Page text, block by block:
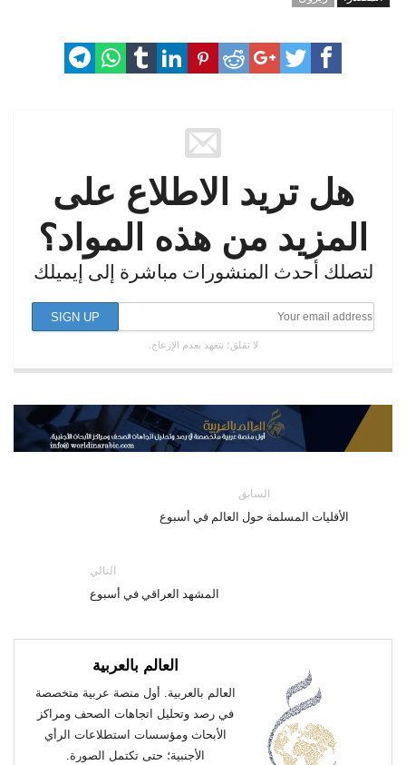
هل تريد الاطلاع على
المزيد من هذه المواد؟
لتصلك أحدث المنشورات مباشرة إلى إيميلك
لا تقلق؛ نتعهد بعدم الإزعاج.
السابق
الأقليات المسلمة حول العالم في أسبوع
التالي
المشهد العراقي في أسبوع
العالم بالعربية
العالم بالعربية. أول منصة عربية متخصصة
في رصد وتحليل اتجاهات الصحف ومراكز
الأبحاث ومؤسسات استطلاعات الرأي
الأجنبية؛ حتى تكتمل الصورة.